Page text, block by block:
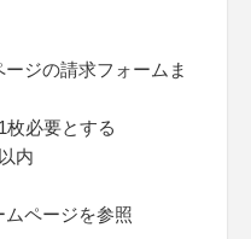
ジの請求フォームま
必要とする
内
ページを参照